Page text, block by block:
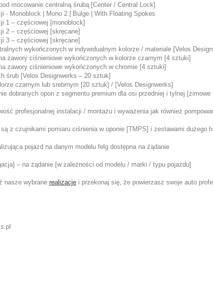
mocowanie centralną śrubą [Center / Central Lock]
- Monoblock | Mono 2 | Bulge | With Floating Spokes
1 – częściowej [monoblock]
2 – częściowej [skręcane]
3 – częściowej [skręcane]
wykończonych w indywidualnym kolorze / materiale [Velos
zawory ciśnieniowe wykończonych w kolorze czarnym [4 sztuki]
zawory ciśnieniowe wykończonych w chromie [4 sztuki]
śrub [Velos Designwerks – 20 sztuk]
czarnym lub srebrnym [20 sztuk] / [Velos Designwerks]
dobranych opon z segmentu premium dla osi przedniej i tylnej [zimowe
profesjonalnej instalacji / montażu i wyważenia jak również
z czujnikami pomiaru ciśnienia w oponie [TMPS] i zestawami dużego
pojazd na danym modelu felg dostępna na żądanie
– na żądanie [w zależności od modelu / marki / typu pojazdu]
nasze wybrane realizacje i przekonaj się, że powierzasz swoje auto